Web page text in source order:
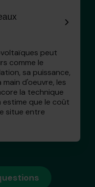
peut
comme le
sa puissance,
d'oeuvre, les
la technique
estime que le coût
situe entre